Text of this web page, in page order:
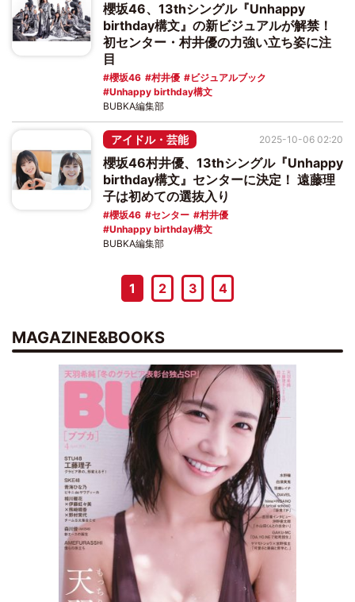
櫻坂46、13thシングル『Unhappy
birthday構文』の新ビジュアルが解禁！
初センター・村井優の力強い立ち姿に注
目
櫻坂46 村井優
ビジュアルブック
Unhappy birthday構文
BUBKA編集部
アイドル・芸能
櫻坂46村井優、13thシングル『Unhappy
birthday構文』センターに決定！ 遠藤理
子は初めての選抜入り
櫻坂46 センター
村井優
Unhappy birthday構文
2025-10-06 02:20
BUBKA編集部
1 2 3 4
MAGAZINE&BOOKS